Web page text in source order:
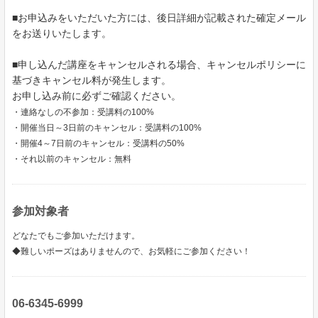
■お申込みをいただいた方には、後日詳細が記載された確定メール
をお送りいたします。
■申し込んだ講座をキャンセルされる場合、キャンセルポリシーに
基づきキャンセル料が発生します。
お申し込み前に必ずご確認ください。
・連絡なしの不参加：受講料の100%
・開催当日～3日前のキャンセル：受講料の100%
・開催4～7日前のキャンセル：受講料の50%
・それ以前のキャンセル：無料
参加対象者
どなたでもご参加いただけます。
◆難しいポーズはありませんので、お気軽にご参加ください！
06-6345-6999